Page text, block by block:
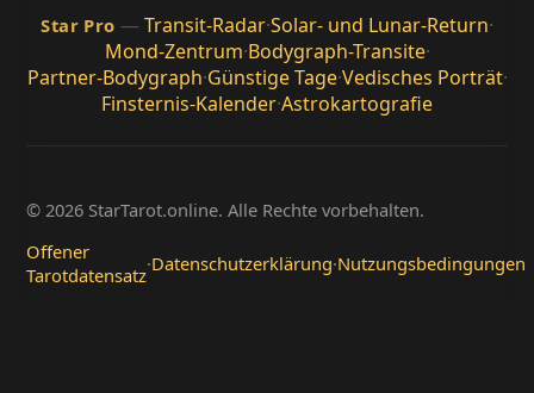
Star Pro — Transit-Radar·Solar- und Lunar-Return·
Mond-Zentrum·Bodygraph-Transite·
Partner-Bodygraph·Günstige Tage·Vedisches Porträt·
Finsternis-Kalender·Astrokartografie
© 2026 StarTarot.online. Alle Rechte vorbehalten.
Offener
Tarotdatensatz·Datenschutzerklärung·Nutzungsbedingungen